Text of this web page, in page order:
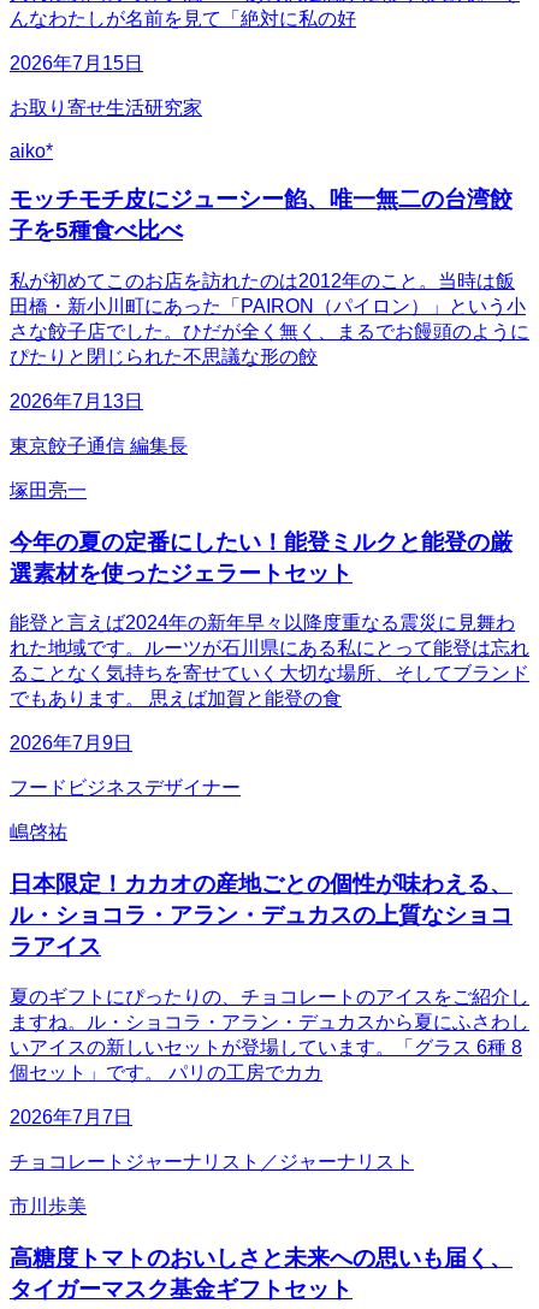
んなわたしが名前を見て「絶対に私の好
2026年7月15日
お取り寄せ生活研究家
aiko*
モッチモチ皮にジューシー餡、唯一無二の台湾餃
子を5種食べ比べ
私が初めてこのお店を訪れたのは2012年のこと。当時は飯
田橋・新小川町にあった「PAIRON（パイロン）」という小
さな餃子店でした。ひだが全く無く、まるでお饅頭のように
ぴたりと閉じられた不思議な形の餃
2026年7月13日
東京餃子通信 編集長
塚田亮一
今年の夏の定番にしたい！能登ミルクと能登の厳
選素材を使ったジェラートセット
能登と言えば2024年の新年早々以降度重なる震災に見舞わ
れた地域です。ルーツが石川県にある私にとって能登は忘れ
ることなく気持ちを寄せていく大切な場所、そしてブランド
でもあります。 思えば加賀と能登の食
2026年7月9日
フードビジネスデザイナー
嶋啓祐
日本限定！カカオの産地ごとの個性が味わえる、
ル・ショコラ・アラン・デュカスの上質なショコ
ラアイス
夏のギフトにぴったりの、チョコレートのアイスをご紹介し
ますね。ル・ショコラ・アラン・デュカスから夏にふさわし
いアイスの新しいセットが登場しています。「グラス 6種 8
個セット」です。 パリの工房でカカ
2026年7月7日
チョコレートジャーナリスト／ジャーナリスト
市川歩美
高糖度トマトのおいしさと未来への思いも届く、
タイガーマスク基金ギフトセット